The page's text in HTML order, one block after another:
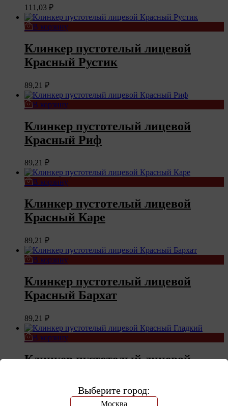
111,03 ₽
В корзину
Клинкер пустотелый лицевой
Красный Рустик
89,21 ₽
В корзину
Клинкер пустотелый лицевой
Красный Риф
89,21 ₽
В корзину
Клинкер пустотелый лицевой
Красный Каре
89,21 ₽
В корзину
Клинкер пустотелый лицевой
Красный Бархат
89,21 ₽
В корзину
Клинкер пустотелый лицевой
Выберите город:
Москва